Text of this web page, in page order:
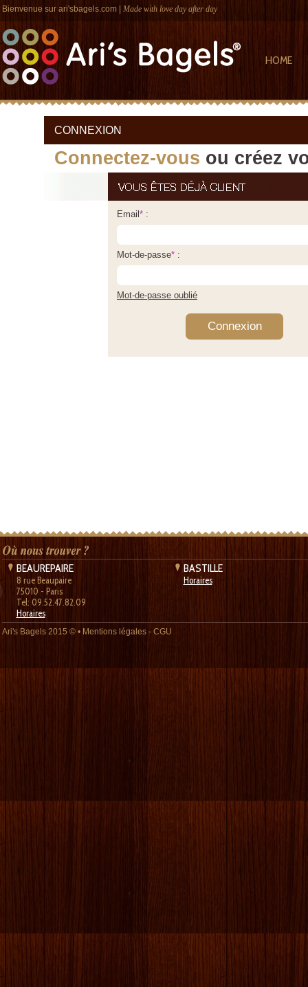
Bienvenue sur ari'sbagels.com| Made with love day after day
HOME
CONNEXION
Connectez-vous ou créez
Email * :
Mot-de-passe* :
Mot-de-passe oublié
BEAUREPAIRE
8 rue Beaupaire
75010 - Paris
Tel: 09.52.47.82.09
Horaires
BASTILLE
Horaires
Ari's Bagels2015 © • Mentions légales- CGU